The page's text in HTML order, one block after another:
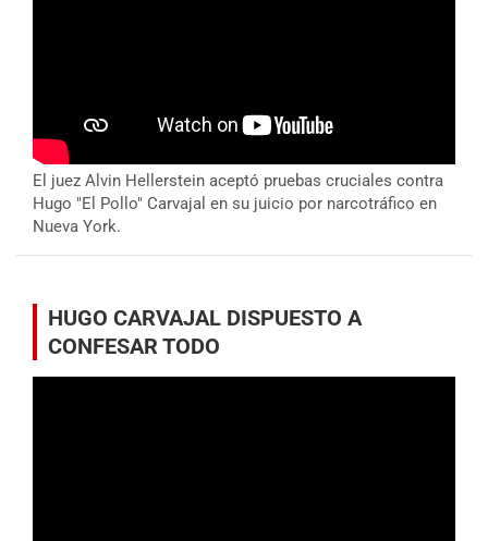
El juez Alvin Hellerstein aceptó pruebas cruciales contra
Hugo "El Pollo" Carvajal en su juicio por narcotráfico en
Nueva York.
HUGO CARVAJAL DISPUESTO A
CONFESAR TODO